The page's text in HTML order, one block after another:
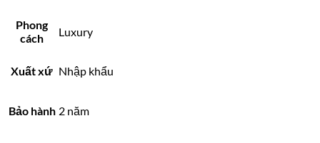
Phong
cách
Luxury
Xuất xứ Nhập khẩu
Bảo hành 2 năm